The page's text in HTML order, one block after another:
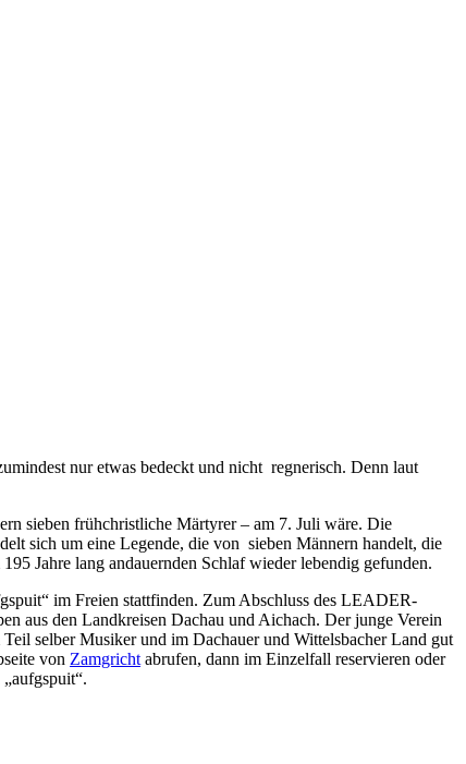
nur etwas bedeckt und nicht regnerisch. Denn laut
sieben frühchristliche Märtyrer – am 7. Juli wäre. Die
sich um eine Legende, die von sieben Männern handelt, die
Jahre lang andauernden Schlaf wieder lebendig gefunden.
im Freien stattfinden. Zum Abschluss des LEADER-
aus den Landkreisen Dachau und Aichach. Der junge Verein
selber Musiker und im Dachauer und Wittelsbacher Land gut
von Zamgricht abrufen, dann im Einzelfall reservieren oder